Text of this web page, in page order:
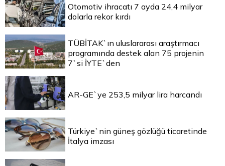
Otomotiv ihracatı 7 ayda 24,4 milyar
dolarla rekor kırdı
TÜBİTAK`ın uluslararası araştırmacı
programında destek alan 75 projenin
7`si İYTE`den
AR-GE`ye 253,5 milyar lira harcandı
Türkiye`nin güneş gözlüğü ticaretinde
İtalya imzası